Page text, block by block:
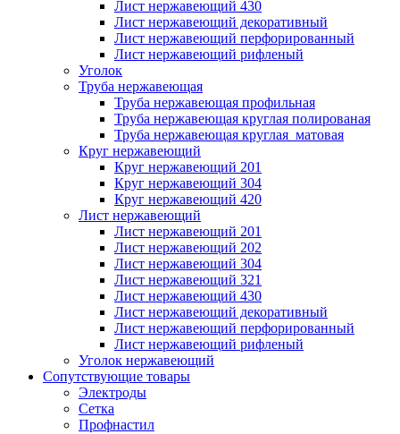
Лист нержавеющий 430
Лист нержавеющий декоративный
Лист нержавеющий перфорированный
Лист нержавеющий рифленый
Уголок
Труба нержавеющая
Труба нержавеющая профильная
Труба нержавеющая круглая полированая
Труба нержавеющая круглая матовая
Круг нержавеющий
Круг нержавеющий 201
Круг нержавеющий 304
Круг нержавеющий 420
Лист нержавеющий
Лист нержавеющий 201
Лист нержавеющий 202
Лист нержавеющий 304
Лист нержавеющий 321
Лист нержавеющий 430
Лист нержавеющий декоративный
Лист нержавеющий перфорированный
Лист нержавеющий рифленый
Уголок нержавеющий
Cопутствующие товары
Электроды
Сетка
Профнастил